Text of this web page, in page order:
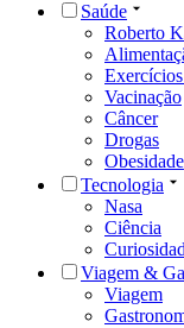
Saúde
Roberto
Vacinação
Câncer
Drogas
Obesidade
Tecnologia
Nasa
Ciência
Viagem &
Viagem